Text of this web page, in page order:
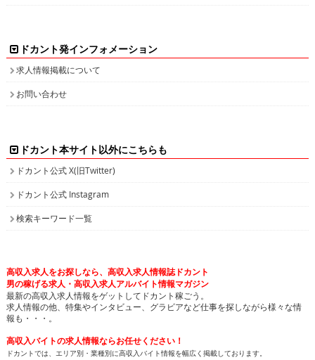
ドカント発インフォメーション
求人情報掲載について
お問い合わせ
ドカント本サイト以外にこちらも
ドカント公式 X(旧Twitter)
ドカント公式 Instagram
検索キーワード一覧
高収入求人をお探しなら、高収入求人情報誌ドカント
男の稼げる求人・高収入求人アルバイト情報マガジン
最新の高収入求人情報をゲットしてドカント稼ごう。
求人情報の他、特集やインタビュー、グラビアなど仕事を探しながら様々な情
報も・・・。
高収入バイトの求人情報ならお任せください！
ドカントでは、エリア別・業種別に高収入バイト情報を幅広く掲載しております。